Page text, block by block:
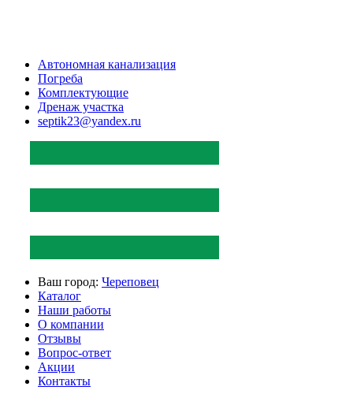
Автономная канализация
Погреба
Комплектующие
Дренаж участка
septik23@yandex.ru
Ваш город: Череповец
Каталог
Наши работы
О компании
Отзывы
Вопрос-ответ
Акции
Контакты